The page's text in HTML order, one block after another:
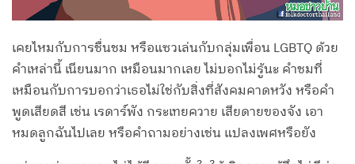
เคยไหมกับการชื่นชม หรือแซวเล่นกับกลุ่มเพื่อน LGBTQ ด้วย
คำเหล่านี้ เนียนมาก เหมือนมากเลย ไม่บอกไม่รู้นะ คำชมที่
เหมือนกับการบอกว่าเธอไม่ใช่กับสิ่งที่สังคมคาดหวัง หรือคำ
พูดเสียดสี เช่น เรดาร์พัง กระเทยควาย เสียดายของจัง เอา
หมดลูกฉันไปเลย หรือคำถามอย่างเช่น แปลงเพศหรือยัง